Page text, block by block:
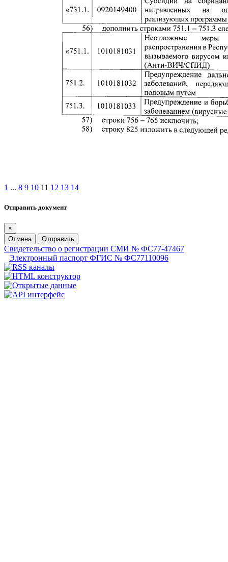
1 ... 8 9 10 11 12 13 14
Отправить документ
×
Отмена
Отправить
Свидетельство о регистрации СМИ № ФС77-47467
Электронный паспорт ФГИС № ФС77110096